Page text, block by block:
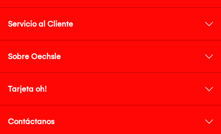
Servicio al Cliente
Sobre Oechsle
Tarjeta oh!
Contáctanos